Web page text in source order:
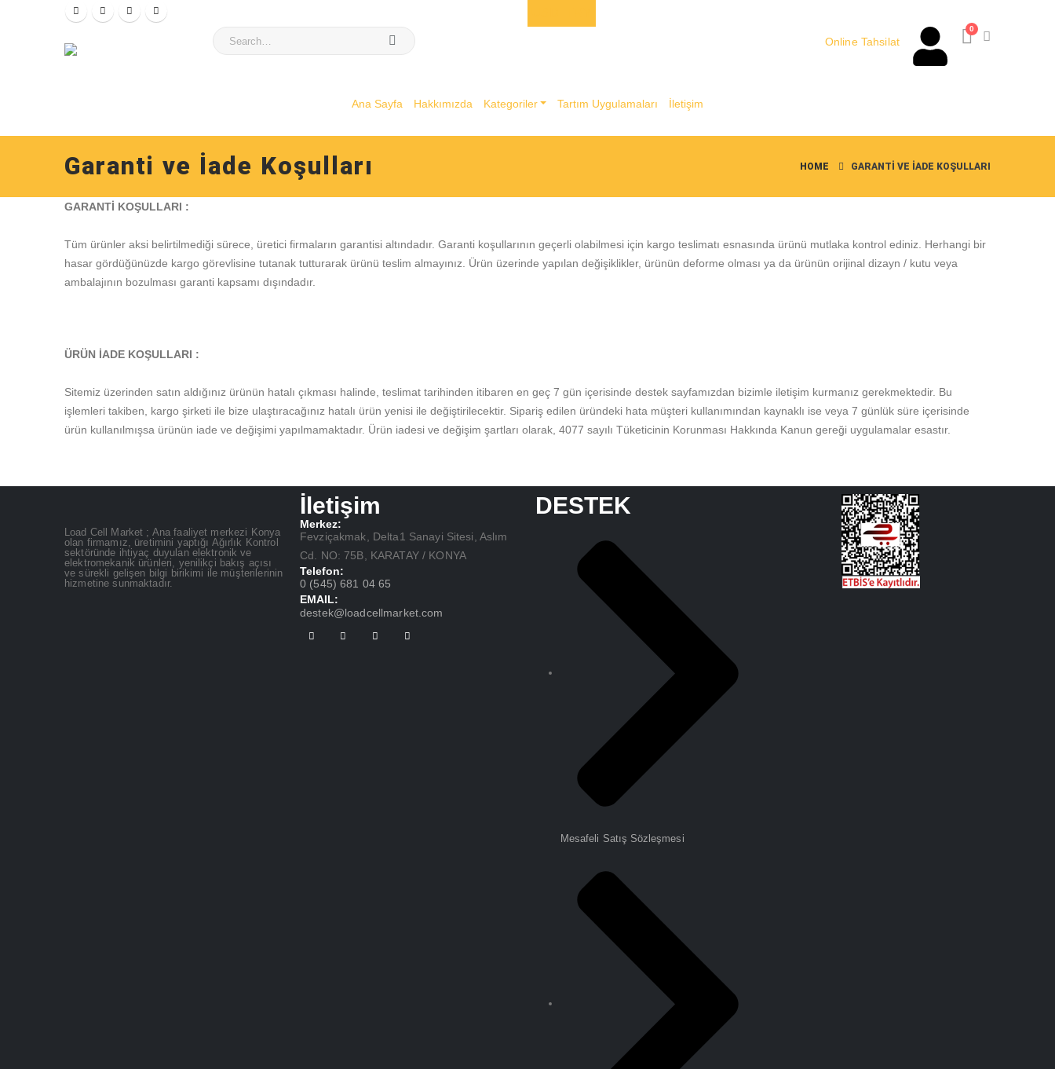
Online Tahsilat
0
Ana Sayfa Hakkımızda Kategoriler Tartım Uygulamaları İletişim
Garanti ve İade Koşulları HOME GARANTI VE İADE KOŞULLARI
GARANTİ KOŞULLARI :
Tüm ürünler aksi belirtilmediği sürece, üretici firmaların garantisi altındadır. Garanti koşullarının geçerli olabilmesi için kargo teslimatı esnasında ürünü mutlaka kontrol ediniz. Herhangi bir
hasar gördüğünüzde kargo görevlisine tutanak tutturarak ürünü teslim almayınız. Ürün üzerinde yapılan değişiklikler, ürünün deforme olması ya da ürünün orijinal dizayn / kutu veya
ambalajının bozulması garanti kapsamı dışındadır.
ÜRÜN İADE KOŞULLARI :
Sitemiz üzerinden satın aldığınız ürünün hatalı çıkması halinde, teslimat tarihinden itibaren en geç 7 gün içerisinde destek sayfamızdan bizimle iletişim kurmanız gerekmektedir. Bu
işlemleri takiben, kargo şirketi ile bize ulaştıracağınız hatalı ürün yenisi ile değiştirilecektir. Sipariş edilen üründeki hata müşteri kullanımından kaynaklı ise veya 7 günlük süre içerisinde
ürün kullanılmışsa ürünün iade ve değişimi yapılmamaktadır. Ürün iadesi ve değişim şartları olarak, 4077 sayılı Tüketicinin Korunması Hakkında Kanun gereği uygulamalar esastır.
Load Cell Market ; Ana faaliyet merkezi Konya
olan firmamız, üretimini yaptığı Ağırlık Kontrol
sektöründe ihtiyaç duyulan elektronik ve
elektromekanik ürünleri, yenilikçi bakış açısı
ve sürekli gelişen bilgi birikimi ile müşterilerinin
hizmetine sunmaktadır.
İletişim
Merkez:
Fevziçakmak, Delta1 Sanayi Sitesi, Aslım
Cd. NO: 75B, KARATAY / KONYA
Telefon:
0 (545) 681 04 65
EMAIL:
destek@loadcellmarket.com
DESTEK
Mesafeli Satış Sözleşmesi